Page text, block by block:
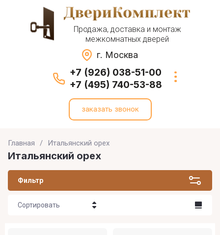
Продажа, доставка и монтаж
межкомнатных дверей
г. Москва
+7 (926) 038-51-00
+7 (495) 740-53-88
заказать звонок
Главная / Итальянский орех
Итальянский орех
Фильтр
Сортировать